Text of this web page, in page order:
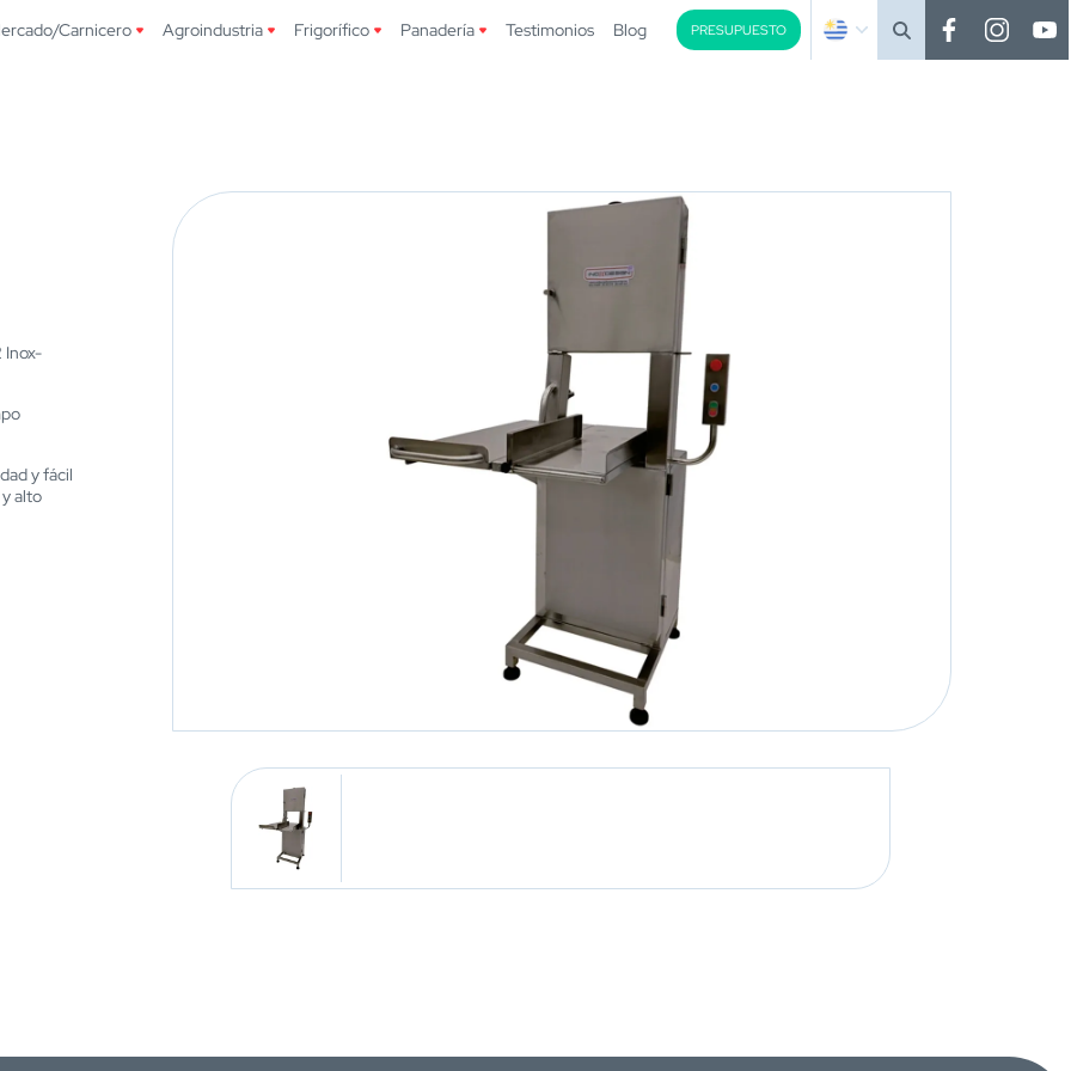
Carnicero Agroindustria Frigorífico Panadería Testimonios Blog PRESUPUESTO
Inox-
y fácil
alto